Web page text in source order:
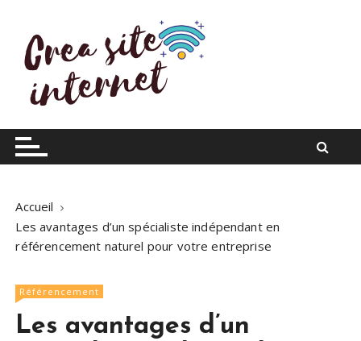
c
n
Crea site internet
Infos du web
Accueil
Les avantages d’un spécialiste indépendant en
référencement naturel pour votre entreprise
Référencement
Les avantages d’un